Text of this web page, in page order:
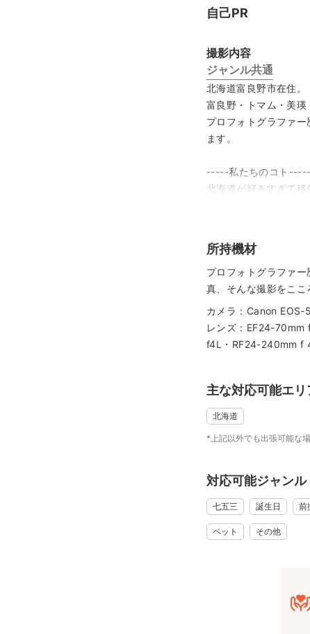
自己PR
撮影内容
ジャンル共通
北海道富良野市在住。
富良野・トマム・美瑛
プロフォトグラファ
ます。
-----私たちのコト-----
北海道が好きすぎて
良い撮影のためには
撮影当日は、ひさしぶ
スケジュールが ✖ 印
サイトのシステム的
当プランのスタート
握！！お子様のペース
✿-----ファミリーやキ
お子様のペースに合
今しか見られない姿や
✿-----ウェディング撮
撮影依頼の前に、必ず
富良野エリアでの撮
ります。（当日現地払
所持機材
プロフォトグラファ
真、そんな撮影をこ
カメラ：Canon
レンズ：EF24-
f4L・RF24-240mm f
主な対応可能エリ
北海道
*上記以外でも出張可能な
対応可能ジャンル
七五三 誕生日 前
ペット その他